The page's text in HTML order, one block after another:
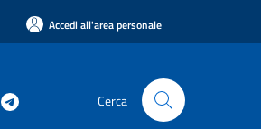
Accedi all'area personale
Cerca